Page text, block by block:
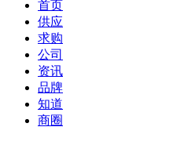
首页
供应
求购
公司
资讯
品牌
知道
商圈